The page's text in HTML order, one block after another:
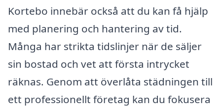
Kortebo innebär också att du kan få hjälp
med planering och hantering av tid.
Många har strikta tidslinjer när de säljer
sin bostad och vet att första intrycket
räknas. Genom att överlåta städningen till
ett professionellt företag kan du fokusera